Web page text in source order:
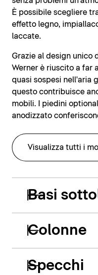
È possibile scegliere
effetto legno,
laccate.
Grazie al design unico
Werner è riuscito a far
quasi sospesi nell'aria
questo contribuisce
mobili. I piedini
anodizzato
Visualizza tutti i
Basi
Colonne
Specchi